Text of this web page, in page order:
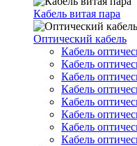
Кабель витая пара
Оптический кабель
Кабель
Кабель
Кабель
Кабель
Кабель
Кабель
Кабель
Кабель